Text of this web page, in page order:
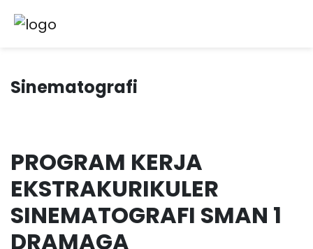
Sinematografi
PROGRAM KERJA
EKSTRAKURIKULER
SINEMATOGRAFI SMAN 1
DRAMAGA